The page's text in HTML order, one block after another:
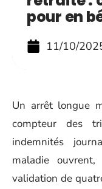
pour en
11/10/
Un arrêt longue
compteur des
indemnités
maladie
validation de